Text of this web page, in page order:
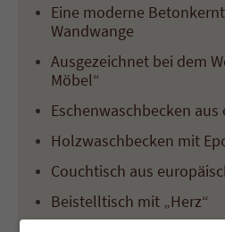
Eine moderne
Wandwange
Ausgezeichnet bei dem
Möbel“
Eschenwaschbecken
Holzwaschbecken mit
Couchtisch aus
Beistelltisch mit „Herz“